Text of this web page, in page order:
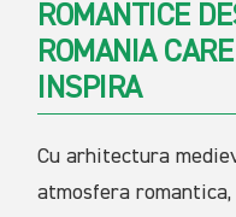
ROMANTICE
ROMANIA
INSPIRA
Cu arhitectura
atmosfera